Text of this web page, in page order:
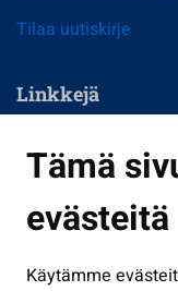
Tämä
evästeitä
Käytämme
Tilaa uutiskirje
Linkkejä
Kasvatus ja opetus
Kulttuuri ja liikunta